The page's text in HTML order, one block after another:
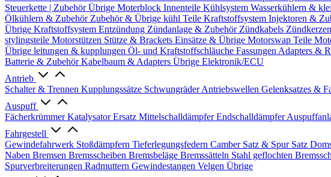
Steuerkette | ZubehörÜbrige Moterblock Innenteile Kühlsystem Wasserkühlern &
Ölkühlern & Zubehör Zubehör & Übrige kühl Teile Kraftstoffsystem Injektoren &
Übrige Kraftstoffsystem Entzündung Zündanlage & Zubehör Zündkabels Zündkerzen
stylingsteile Motorstützen Stütze & Brackets Einsätze & Übrige Motorswap Teile
Übrige leitungen & kupplungen Öl- und Kraftstoffschläuche Fassungen Adapters &
Batterie & ZubehörKabelbaum & Adapters Übrige Elektronik/ECU
Antrieb
Schalter & Trennen Kupplungssätze SchwungräderAntriebswellen Gelenksatzes &
Auspuff
FächerkrümmerKatalysator Ersatz MittelschalldämpferEndschalldämpfer
Fahrgestell
Gewindefahrwerk Stoßdämpfern Tieferlegungsfedern Camber Satz & Spur Satz
Naben Bremsen Bremsscheiben Bremsbeläge Bremssätteln Stahl geflochten
Spurverbreiterungen Radmuttern Gewindestangen Velgen Übrige